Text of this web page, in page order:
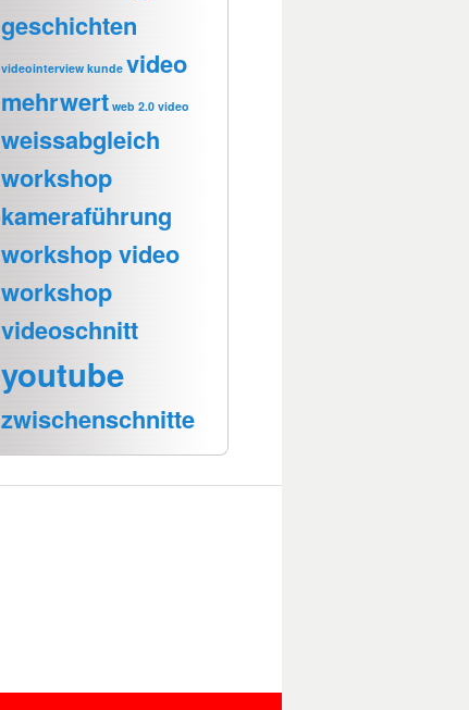
geschichten
videointerview kunde video
mehrwert web 2.0 video
weissabgleich
workshop
kameraführung
workshop video
workshop
videoschnitt
youtube
zwischenschnitte